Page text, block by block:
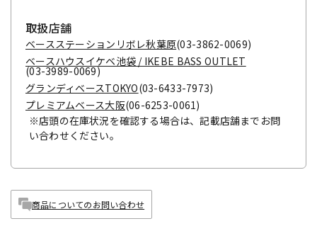
取扱店舗
ベースステーションリボレ秋葉原(03-3862-0069)
ベースハウスイケベ池袋 / IKEBE BASS OUTLET
(03-3989-0069)
グランディベースTOKYO(03-6433-7973)
プレミアムベース大阪(06-6253-0061)
※店頭の在庫状況を確認する場合は、記載店舗までお問
い合わせください。
商品についてのお問い合わせ